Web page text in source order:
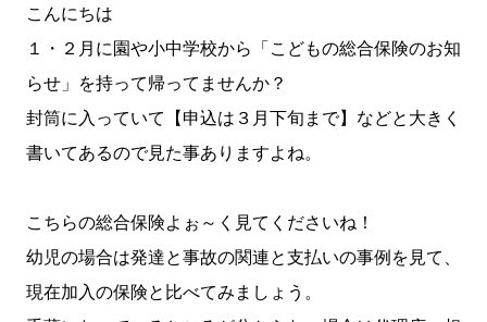
こんにちは
１・２月に園や小中学校から「こどもの総合保険のお知
らせ」を持って帰ってませんか？
封筒に入っていて【申込は３月下旬まで】などと大きく
書いてあるので見た事ありますよね。
こちらの総合保険よぉ～く見てくださいね！
幼児の場合は発達と事故の関連と支払いの事例を見て、
現在加入の保険と比べてみましょう。